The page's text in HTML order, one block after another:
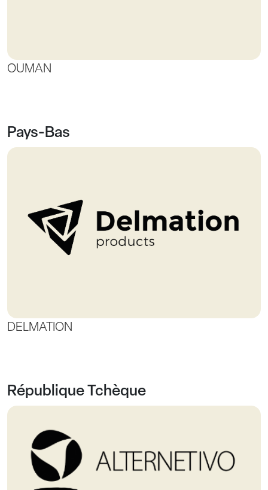
OUMAN
Pays-Bas
DELMATION
République Tchèque